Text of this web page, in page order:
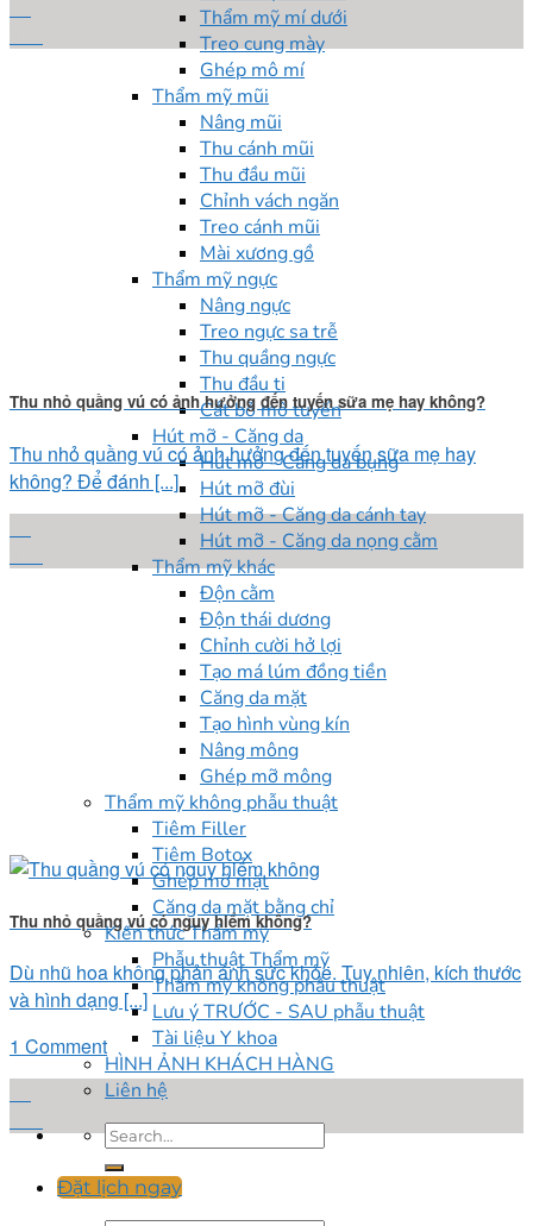
Thẩm mỹ mí dưới
Treo cung mày
Ghép mô mí
Thẩm mỹ mũi
Nâng mũi
Thu cánh mũi
Thu đầu mũi
Chỉnh vách ngăn
Treo cánh mũi
Mài xương gồ
Thẩm mỹ ngực
Nâng ngực
Treo ngực sa trễ
Thu quầng ngực
Thu đầu ti
Cắt bỏ mô tuyến
Hút mỡ - Căng da
Hút mỡ - Căng da bụng
Hút mỡ đùi
Hút mỡ - Căng da cánh tay
Hút mỡ - Căng da nọng cằm
Thẩm mỹ khác
Độn cằm
Độn thái dương
Chỉnh cười hở lợi
Tạo má lúm đồng tiền
Căng da mặt
Tạo hình vùng kín
Nâng mông
Ghép mỡ mông
Thẩm mỹ không phẫu thuật
Tiêm Filler
Tiêm Botox
Ghép mỡ mặt
Căng da mặt bằng chỉ
Kiến thức Thẩm mỹ
Phẫu thuật Thẩm mỹ
Thẩm mỹ không phẫu thuật
Lưu ý TRƯỚC - SAU phẫu thuật
Tài liệu Y khoa
HÌNH ẢNH KHÁCH HÀNG
Liên hệ
Đặt lịch ngay
Thu nhỏ quầng vú có ảnh hưởng đến tuyến sữa mẹ hay không?
Thu nhỏ quầng vú có ảnh hưởng đến tuyến sữa mẹ hay
không? Để đánh [...]
Thu nhỏ quầng vú có nguy hiểm không?
Dù nhũ hoa không phản ánh sức khỏe. Tuy nhiên, kích thước
và hình dạng [...]
1 Comment